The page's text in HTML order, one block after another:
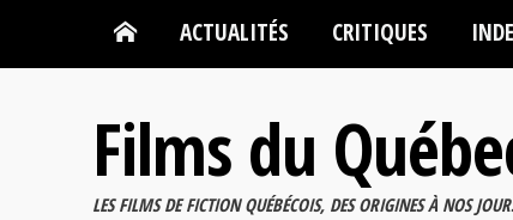
ACTUALITÉS CRITIQUES
Films du
LES FILMS DE FICTION QUÉBÉCOIS, DES ORIGINES À NOS